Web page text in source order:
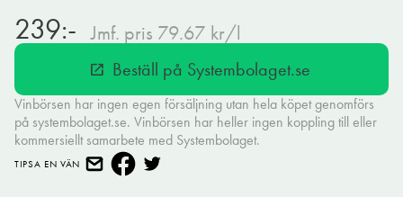
239:- Jmf. pris 79.67 kr/l
open_in_new Beställ på Systembolaget.se
Vinbörsen har ingen egen försäljning utan hela köpet genomförs
på systembolaget.se. Vinbörsen har heller ingen koppling till eller
kommersiellt samarbete med Systembolaget.
TIPSA EN VÄN